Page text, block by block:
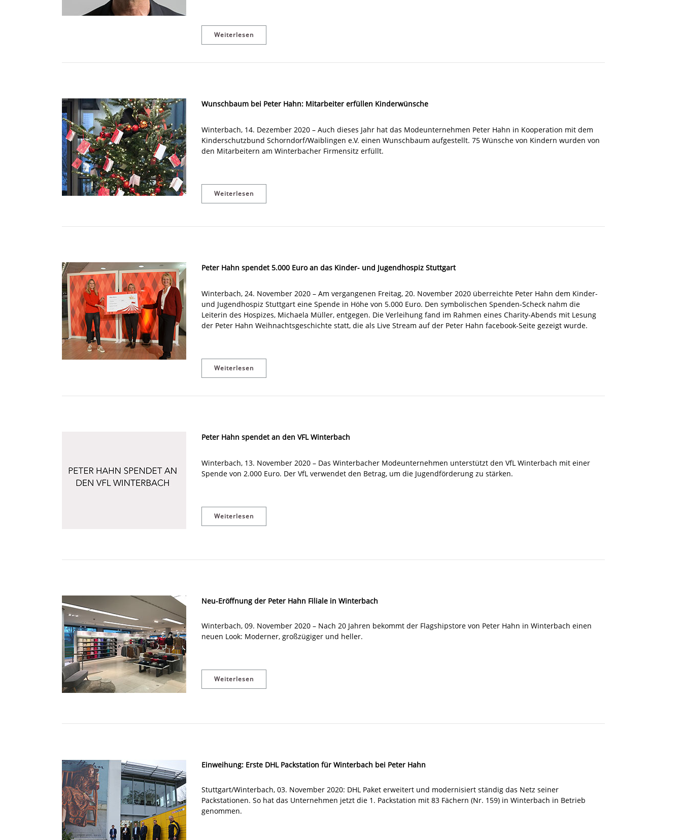
Weiterlesen
Wunschbaum bei Peter Hahn: Mitarbeiter erfüllen Kinderwünsche
Winterbach, 14. Dezember 2020 – Auch dieses Jahr hat das Modeunternehmen Peter Hahn in Kooperation mit dem
Kinderschutzbund Schorndorf/Waiblingen e.V. einen Wunschbaum aufgestellt. 75 Wünsche von Kindern wurden von
den Mitarbeitern am Winterbacher Firmensitz erfüllt.
Weiterlesen
Peter Hahn spendet 5.000 Euro an das Kinder- und Jugendhospiz Stuttgart
Winterbach, 24. November 2020 – Am vergangenen Freitag, 20. November 2020 überreichte Peter Hahn dem Kinder-
und Jugendhospiz Stuttgart eine Spende in Höhe von 5.000 Euro. Den symbolischen Spenden-Scheck nahm die
Leiterin des Hospizes, Michaela Müller, entgegen. Die Verleihung fand im Rahmen eines Charity-Abends mit Lesung
der Peter Hahn Weihnachtsgeschichte statt, die als Live Stream auf der Peter Hahn facebook-Seite gezeigt wurde.
Weiterlesen
Peter Hahn spendet an den VFL Winterbach
Winterbach, 13. November 2020 – Das Winterbacher Modeunternehmen unterstützt den VfL Winterbach mit einer
Spende von 2.000 Euro. Der VfL verwendet den Betrag, um die Jugendförderung zu stärken.
Weiterlesen
Neu-Eröffnung der Peter Hahn Filiale in Winterbach
Winterbach, 09. November 2020 – Nach 20 Jahren bekommt der Flagshipstore von Peter Hahn in Winterbach einen
neuen Look: Moderner, großzügiger und heller.
Weiterlesen
Einweihung: Erste DHL Packstation für Winterbach bei Peter Hahn
Stuttgart/Winterbach, 03. November 2020: DHL Paket erweitert und modernisiert ständig das Netz seiner
Packstationen. So hat das Unternehmen jetzt die 1. Packstation mit 83 Fächern (Nr. 159) in Winterbach in Betrieb
genommen.